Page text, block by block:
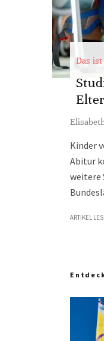
Das
Kinder
Abitur
weitere
ARTIKEL